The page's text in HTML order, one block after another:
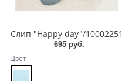
Слип "Happy day"/10002251
695 руб.
Цвет